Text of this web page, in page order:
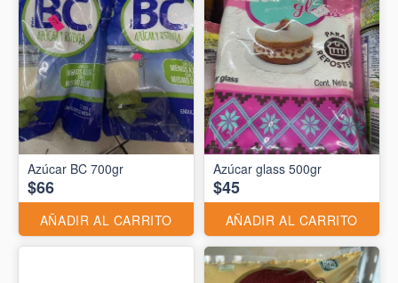
Azúcar BC 700gr
$66
AÑADIR AL CARRITO
Azúcar glass 500gr
$45
AÑADIR AL CARRITO